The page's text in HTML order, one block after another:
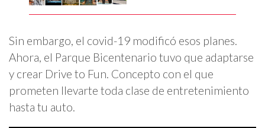
Sin embargo, el covid-19 modificó esos planes.
Ahora, el Parque Bicentenario tuvo que adaptarse
y crear Drive to Fun. Concepto con el que
prometen llevarte toda clase de entretenimiento
hasta tu auto.